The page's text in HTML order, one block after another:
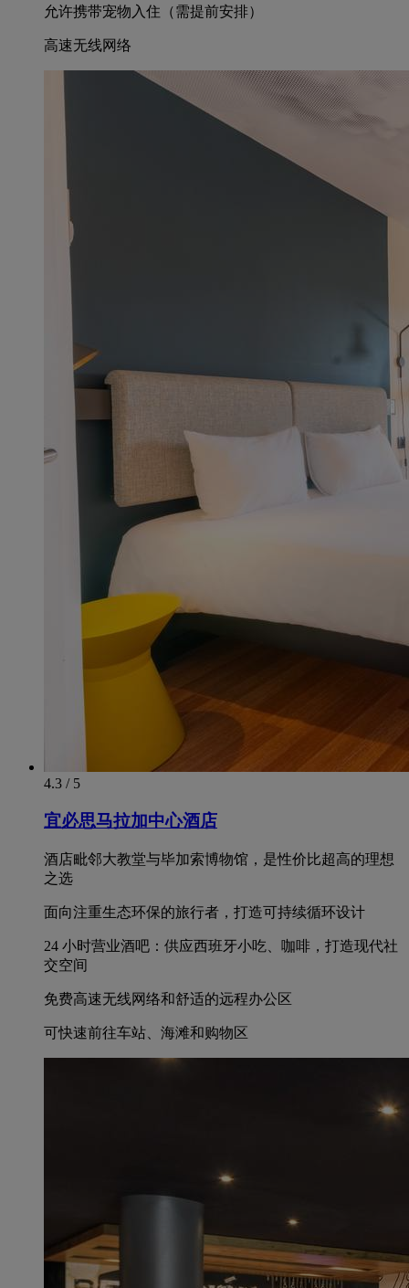
允许携带宠物入住（需提前安排）
高速无线网络
4.3 / 5
宜必思马拉加中心酒店
酒店毗邻大教堂与毕加索博物馆，是性价比超高的理想
之选
面向注重生态环保的旅行者，打造可持续循环设计
24 小时营业酒吧：供应西班牙小吃、咖啡，打造现代社
交空间
免费高速无线网络和舒适的远程办公区
可快速前往车站、海滩和购物区